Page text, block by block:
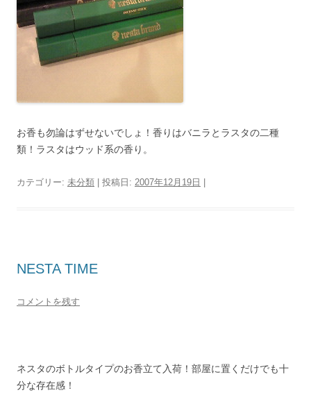
お香も勿論はずせないでしょ！香りはバニラとラスタの二種
類！ラスタはウッド系の香り。
カテゴリー: 未分類 | 投稿日: 2007年12月19日
NESTA TIME
コメントを残す
ネスタのボトルタイプのお香立て入荷！部屋に置くだけでも十
分な存在感！